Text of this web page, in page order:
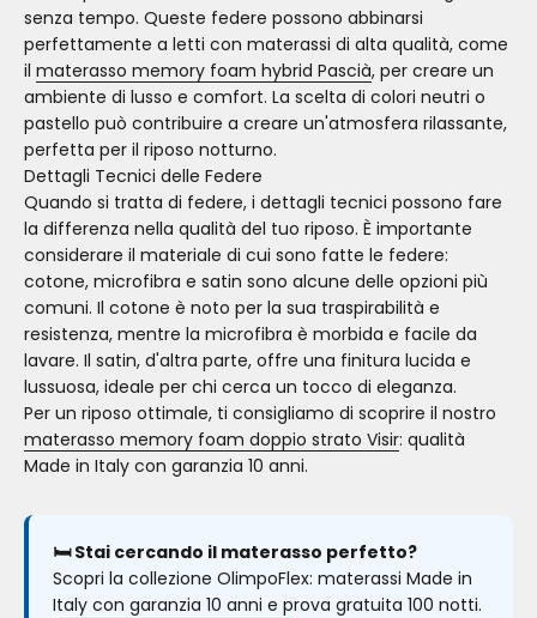
senza tempo. Queste federe possono abbinarsi
perfettamente a letti con materassi di alta qualità, come
il materasso memory foam hybrid Pascià, per creare un
ambiente di lusso e comfort. La scelta di colori neutri o
pastello può contribuire a creare un'atmosfera rilassante,
perfetta per il riposo notturno.
Dettagli Tecnici delle Federe
Quando si tratta di federe, i dettagli tecnici possono fare
la differenza nella qualità del tuo riposo. È importante
considerare il materiale di cui sono fatte le federe:
cotone, microfibra e satin sono alcune delle opzioni più
comuni. Il cotone è noto per la sua traspirabilità e
resistenza, mentre la microfibra è morbida e facile da
lavare. Il satin, d'altra parte, offre una finitura lucida e
lussuosa, ideale per chi cerca un tocco di eleganza.
Per un riposo ottimale, ti consigliamo di scoprire il nostro
materasso memory foam doppio strato Visir: qualità
Made in Italy con garanzia 10 anni.
🛏️ Stai cercando il materasso perfetto?
Scopri la collezione OlimpoFlex: materassi Made in
Italy con garanzia 10 anni e prova gratuita 100 notti.